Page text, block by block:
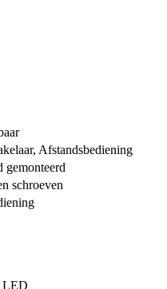
, Afstandsbediening
gemonteerd
schroeven
LED